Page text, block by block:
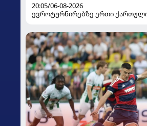
20:05/06-08-2026
ევროტურნირებზე ერთი